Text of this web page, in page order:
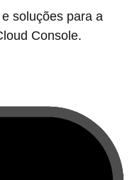
soluções para a
Console.